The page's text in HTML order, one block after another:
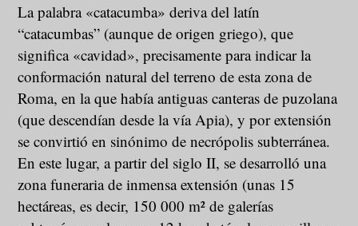
La palabra «catacumba» deriva del latín
“catacumbas” (aunque de origen griego), que
significa «cavidad», precisamente para indicar la
conformación natural del terreno de esta zona de
Roma, en la que había antiguas canteras de puzolana
(que descendían desde la vía Apia), y por extensión
se convirtió en sinónimo de necrópolis subterránea.
En este lugar, a partir del siglo II, se desarrolló una
zona funeraria de inmensa extensión (unas 15
hectáreas, es decir, 150 000 m² de galerías